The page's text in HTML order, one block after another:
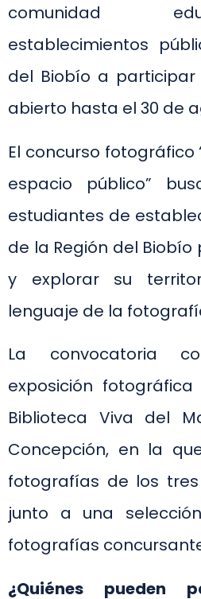
comunidad
establecimientos
del Biobío a
abierto hasta el 30 de
El concurso fotográfico
espacio público”
estudiantes de
de la Región del
y explorar su
lenguaje de la
La convocatoria
exposición
Biblioteca Viva del
Concepción, en la
fotografías de los
junto a una
fotografías
¿Quiénes pueden